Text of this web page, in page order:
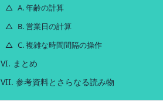
A. 年齢の計算
B. 営業日の計算
C. 複雑な時間間隔の操作
VI. まとめ
VII. 参考資料とさらなる読み物